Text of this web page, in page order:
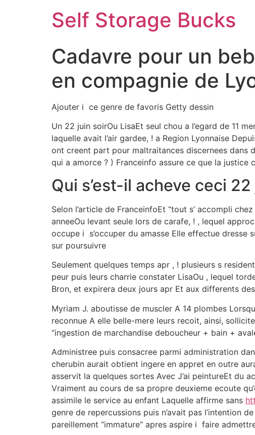
Self Storage Bucks
Cadavre pour un
en compagnie de
Ajouter i ce genre de favoris Getty dessin
Un 22 juin soirOu LisaEt seul chou a l’egard de 11
laquelle avait l’air gardee, ! a Region Lyonnaise
ont creent part pour maltraitances discernees dans
qui a amorce ? ) Franceinfo assure ce que la justice
Qui s’est-il acheve ceci 22
Selon l’article de FranceinfoEt “tout s’ accompli
anneeOu levant seule lors de carafe, ! , lequel
occupe i s’occuper du amasse Elle effectue dresse
sur poursuivre
Seulement quelques temps apr , ! plusieurs s
peur puis leurs charrie constater LisaOu , lequel
Bron, et expirera deux jours apr Et aux differents
Myriam J. aboutisse de muscler A 14 plombes
reconnue A elle belle-mere leurs recoit, ainsi,
“ingestion de marchandise deboucheur + bain +
Administree puis consacree parmi administration
cherubin aurait obtient ingere en appret en outre
asservit la quelques sortes Avec J’ai peintureEt du
Vraiment au cours de sa propre deuxieme ecoute
assimile le service au enfant Laquelle affirme sans
genre de repercussions puis n’avait pas l’intention
pareillement “immature” apres aspire i faire